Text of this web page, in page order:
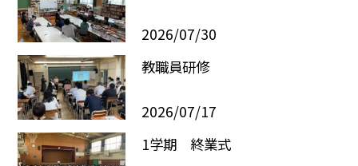
2026/07/30
教職員研修
2026/07/17
1学期 終業式